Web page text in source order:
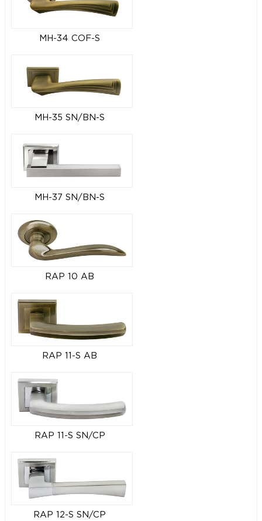
MH-34 COF-S
MH-35 SN/BN-S
MH-37 SN/BN-S
RAP 10 AB
RAP 11-S AB
RAP 11-S SN/CP
RAP 12-S SN/CP